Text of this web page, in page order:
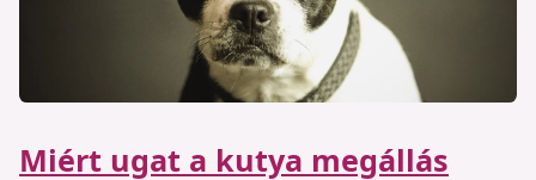
Miért ugat a kutya megállás